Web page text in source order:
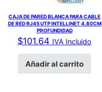
CAJA DE PARED BLANCA PARA CABLE
DE RED RJ45 UTP INTELLINET 4.80CM
PROFUNDIDAD
$101.64 IVA Incluido
Añadir al carrito